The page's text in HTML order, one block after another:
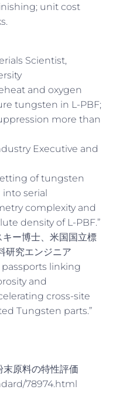
unit cost
Scientist,
and oxygen
tungsten in L-PBF;
more than
Executive and
of tungsten
into serial
complexity and
density of L-PBF.”
ー博士、米国国立標
研究エンジニア
passports linking
and
cross-site
Tungsten parts.”
原料の特性評価
78974.html